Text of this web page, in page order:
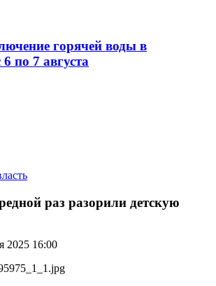
горячей воды в
по 7 августа
раз разорили детскую
2025 16:00